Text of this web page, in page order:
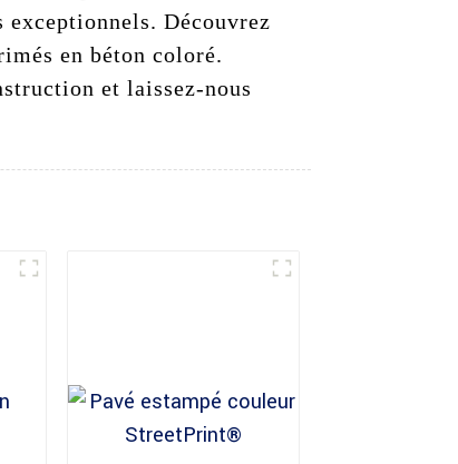
Découvrez
en béton coloré.
et laissez-nous